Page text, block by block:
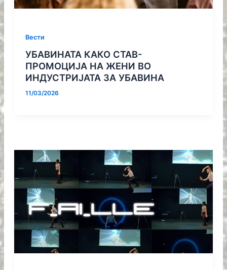
Вести
УБАВИНАТА КАКО СТАВ-
ПРОМОЦИЈА НА ЖЕНИ ВО
ИНДУСТРИЈАТА ЗА УБАВИНА
11/03/2026